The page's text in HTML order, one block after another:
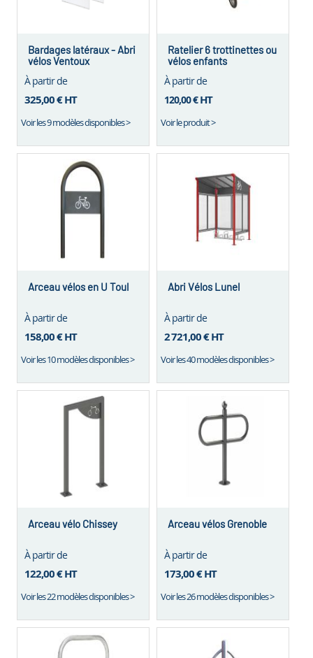
Bardages latéraux - Abri
vélos Ventoux
À partir de
325,00 €HT
Voir les 9 modèles disponibles >
Ratelier 6 trottinettes ou
vélos enfants
À partir de
120,00 € HT
Voir le produit >
Arceau vélos en U Toul
À partir de
158,00 €HT
Voir les 10 modèles disponibles >
Abri Vélos Lunel
À partir de
2 721,00 €HT
Voir les 40 modèles disponibles >
Arceau vélo Chissey
À partir de
122,00 €HT
Voir les 22 modèles disponibles >
Arceau vélos Grenoble
À partir de
173,00 €HT
Voir les 26 modèles disponibles >